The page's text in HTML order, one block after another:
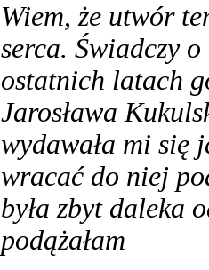
Wiem, że utwór
serca. Świadczy
ostatnich latach
Jarosława
wydawała mi się
wracać do niej
była zbyt daleka
podążałam